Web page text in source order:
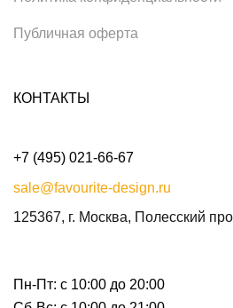
Публичная оферта
КОНТАКТЫ
+7 (495) 021-66-67
sale@favourite-design.ru
125367, г. Москва, Полесский
Пн-Пт: с 10:00 до 20:00